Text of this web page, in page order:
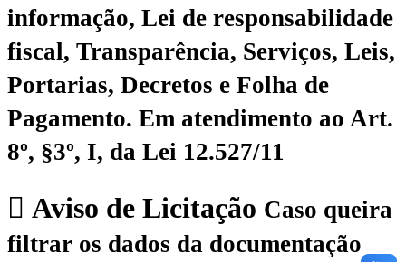
informação, Lei de responsabilidade
fiscal, Transparência, Serviços, Leis,
Portarias, Decretos e Folha de
Pagamento. Em atendimento ao Art.
8º, §3º, I, da Lei 12.527/11
Aviso de Licitação Caso queira
filtrar os dados da documentação